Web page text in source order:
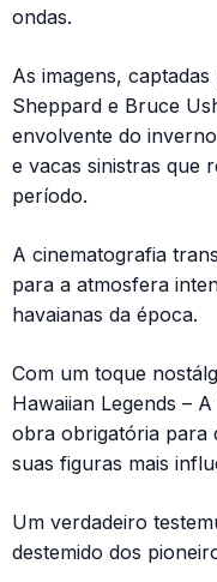
ondas.
As imagens,
Sheppard e Bruce
envolvente do
e vacas sinistras que
período.
A cinematografia
para a atmosfera
havaianas da época.
Com um toque
Hawaiian Legends –
obra obrigatória para
suas figuras mais
Um verdadeiro
destemido dos